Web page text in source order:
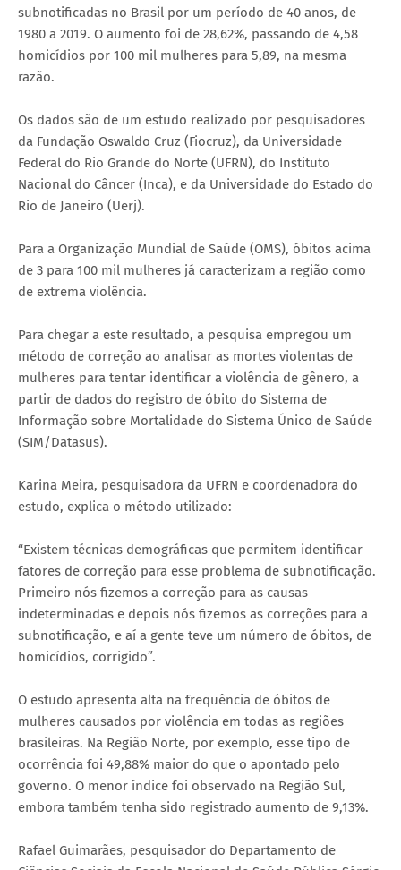
subnotificadas no Brasil por um período de 40 anos, de
1980 a 2019. O aumento foi de 28,62%, passando de 4,58
homicídios por 100 mil mulheres para 5,89, na mesma
razão.
Os dados são de um estudo realizado por pesquisadores
da Fundação Oswaldo Cruz (Fiocruz), da Universidade
Federal do Rio Grande do Norte (UFRN), do Instituto
Nacional do Câncer (Inca), e da Universidade do Estado do
Rio de Janeiro (Uerj).
Para a Organização Mundial de Saúde (OMS), óbitos acima
de 3 para 100 mil mulheres já caracterizam a região como
de extrema violência.
Para chegar a este resultado, a pesquisa empregou um
método de correção ao analisar as mortes violentas de
mulheres para tentar identificar a violência de gênero, a
partir de dados do registro de óbito do Sistema de
Informação sobre Mortalidade do Sistema Único de Saúde
(SIM/Datasus).
Karina Meira, pesquisadora da UFRN e coordenadora do
estudo, explica o método utilizado:
“Existem técnicas demográficas que permitem identificar
fatores de correção para esse problema de subnotificação.
Primeiro nós fizemos a correção para as causas
indeterminadas e depois nós fizemos as correções para a
subnotificação, e aí a gente teve um número de óbitos, de
homicídios, corrigido”.
O estudo apresenta alta na frequência de óbitos de
mulheres causados por violência em todas as regiões
brasileiras. Na Região Norte, por exemplo, esse tipo de
ocorrência foi 49,88% maior do que o apontado pelo
governo. O menor índice foi observado na Região Sul,
embora também tenha sido registrado aumento de 9,13%.
Rafael Guimarães, pesquisador do Departamento de